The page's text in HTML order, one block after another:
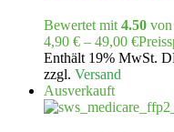
Bewertet mit 4.50
4,90 € – 49,00 €
Enthält 19% MwSt.
zzgl. Versand
Ausverkauft